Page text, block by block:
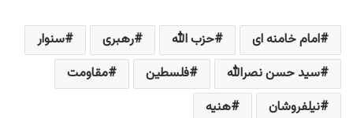
امام خامنه ای حزب الله رهبری
سنوار
سید حسن نصرالله
فلسطین
مقاومت
نیلفروشان
هنیه